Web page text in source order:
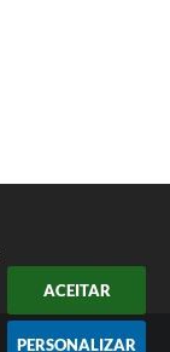
ACEITAR
PERSONALIZAR